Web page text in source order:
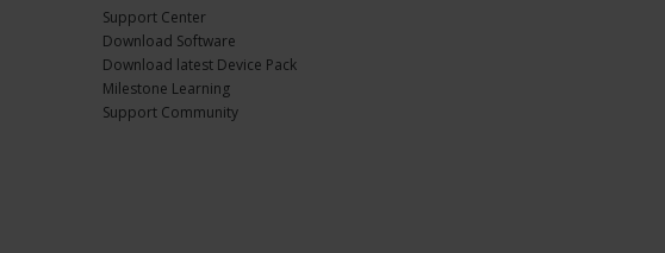
Support Center
Download Software
Download latest Device Pack
Milestone Learning
Support Community